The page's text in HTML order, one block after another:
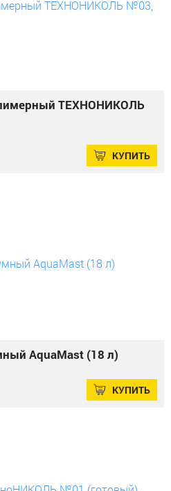
ТЕХНОНИКОЛЬ
КУПИТЬ
AquaMast (18 л)
КУПИТЬ